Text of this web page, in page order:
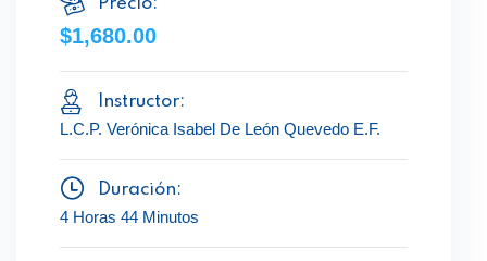
Precio:
$1,680.00
Instructor:
L.C.P. Verónica Isabel De León Quevedo E.F.
Duración:
4 Horas 44 Minutos